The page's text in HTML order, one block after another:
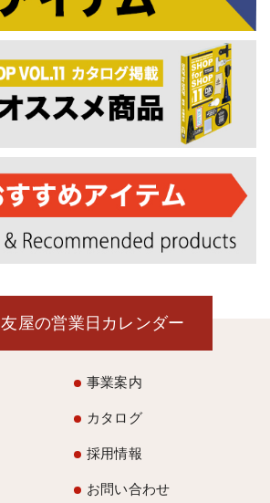
友屋の営業日カレンダー
事業案内
カタログ
採用情報
お問い合わせ